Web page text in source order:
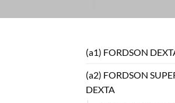
(a1) FORDSON
(a2) FORDSON
DEXTA